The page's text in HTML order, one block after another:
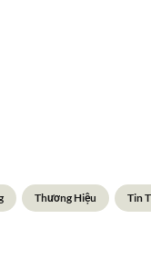
Thương Hiệu Tin